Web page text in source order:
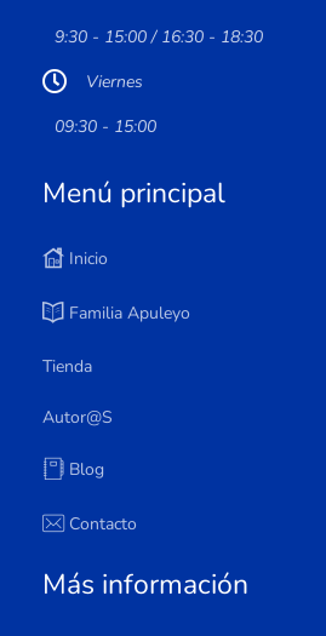
9:30 - 15:00 / 16:30 - 18:30
Viernes
09:30 - 15:00
Menú principal
Inicio
Familia Apuleyo
Tienda
Autor@s
Blog
Contacto
Más información